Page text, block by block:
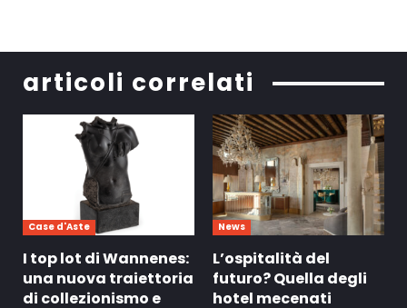
articoli correlati
Case d'Aste
I top lot di Wannenes:
una nuova traiettoria
di collezionismo e
News
L’ospitalità del
futuro? Quella degli
hotel mecenati